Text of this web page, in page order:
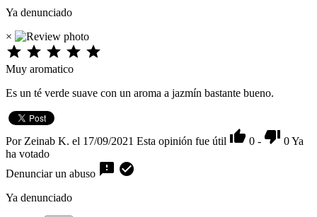
Ya denunciado
×
    
Muy aromatico
Es un té verde suave con un aroma a jazmín bastante bueno.
Por Zeinab K. el 17/09/2021 Esta opinión fue útil  0 -  0Ya
ha votado
Denunciar un abuso  
Ya denunciado